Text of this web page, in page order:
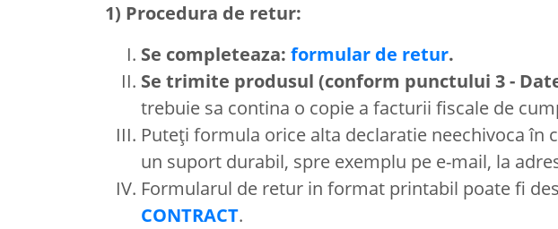
1) Procedura de retur:
Se completeaza: formular de retur.
Se trimite produsul (conform punctului 3 -
trebuie sa contina o copie a facturii fiscale de
Puteți formula orice alta declaratie neechivoca
un suport durabil, spre exemplu pe e-mail, la
Formularul de retur in format printabil poate fi
CONTRACT.